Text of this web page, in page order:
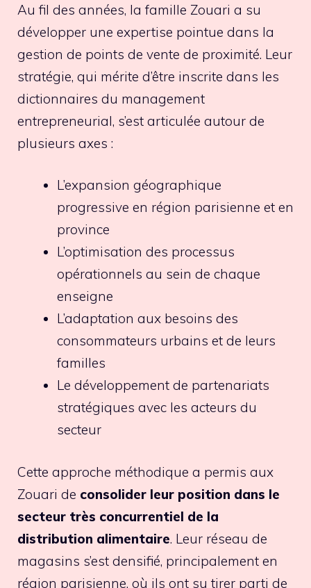
Au fil des années, la famille Zouari a su
développer une expertise pointue dans la
gestion de points de vente de proximité. Leur
stratégie, qui mérite d’être inscrite dans les
dictionnaires du management
entrepreneurial, s’est articulée autour de
plusieurs axes :
L’expansion géographique
progressive en région parisienne et en
province
L’optimisation des processus
opérationnels au sein de chaque
enseigne
L’adaptation aux besoins des
consommateurs urbains et de leurs
familles
Le développement de partenariats
stratégiques avec les acteurs du
secteur
Cette approche méthodique a permis aux
Zouari de consolider leur position dans le
secteur très concurrentiel de la
distribution alimentaire. Leur réseau de
magasins s’est densifié, principalement en
région parisienne, où ils ont su tirer parti de